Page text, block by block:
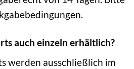
auch einzeln erhältlich?
werden ausschließlich im